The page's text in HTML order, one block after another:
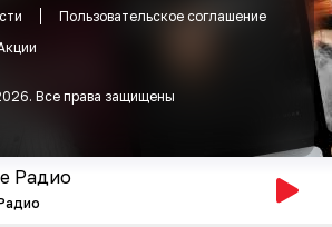
Пользовательское соглашение
. Все права защищены
Радио